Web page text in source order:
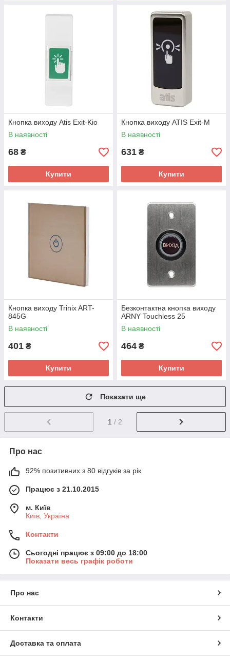
Кнопка виходу Atis Exit-Kio
В наявності
68 ₴
Купити
Кнопка виходу ATIS Exit-M
В наявності
631 ₴
Купити
Кнопка виходу Trinix ART-
845G
В наявності
401 ₴
Купити
Безконтактна кнопка виходу
ARNY Touchless 25
В наявності
464 ₴
Купити
Показати ще
1 / 2
Про нас
92% позитивних з 80 відгуків за рік
Працює з 21.10.2015
м. Київ
Київ, Україна
Контакти
Сьогодні працює з 09:00 до 18:00
Показати весь графік роботи
Про нас
Контакти
Доставка та оплата